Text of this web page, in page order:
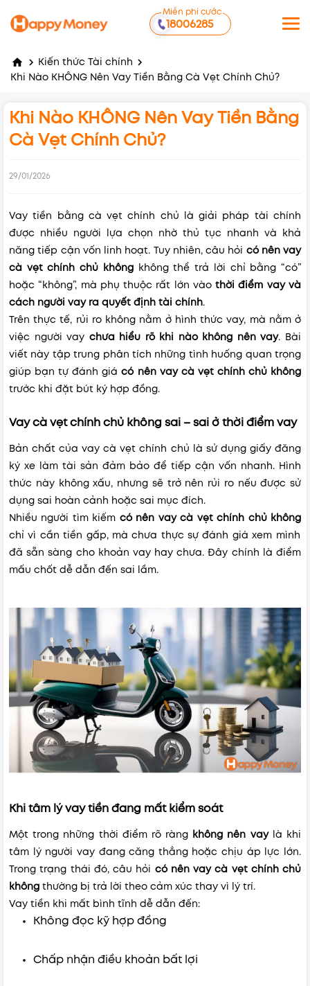
Miễn phí cước
18006285
Kiến thức Tài chính
Khi Nào KHÔNG Nên Vay Tiền Bằng Cà Vẹt Chính Chủ?
Khi Nào KHÔNG Nên Vay Tiền Bằng
Cà Vẹt Chính Chủ?
29/01/2026
Vay tiền bằng cà vẹt chính chủ là giải pháp tài chính
được nhiều người lựa chọn nhờ thủ tục nhanh và khả
năng tiếp cận vốn linh hoạt. Tuy nhiên, câu hỏi có nên vay
cà vẹt chính chủ khôngkhông thể trả lời chỉ bằng “có”
hoặc “không”, mà phụ thuộc rất lớn vàothời điểm vay và
cách người vay ra quyết định tài chính.
Trên thực tế, rủi ro không nằm ở hình thức vay, mà nằm ở
việc người vay chưa hiểu rõ khi nào không nên vay. Bài
viết này tập trung phân tích những tình huống quan trọng
giúp bạn tự đánh giácó nên vay cà vẹt chính chủ không
trước khi đặt bút ký hợp đồng.
Vay cà vẹt chính chủ không sai – sai ở thời điểm vay
Bản chất của vay cà vẹt chính chủ là sử dụng giấy đăng
ký xe làm tài sản đảm bảo để tiếp cận vốn nhanh. Hình
thức này không xấu, nhưng sẽ trở nên rủi ro nếu được sử
dụng sai hoàn cảnh hoặc sai mục đích.
Nhiều người tìm kiếm có nên vay cà vẹt chính chủ không
chỉ vì cần tiền gấp, mà chưa thực sự đánh giá xem mình
đã sẵn sàng cho khoản vay hay chưa. Đây chính là điểm
mấu chốt dễ dẫn đến sai lầm.
Khi tâm lý vay tiền đang mất kiểm soát
Một trong những thời điểm rõ ràng không nên vaylà khi
tâm lý người vay đang căng thẳng hoặc chịu áp lực lớn.
Trong trạng thái đó, câu hỏi có nên vay cà vẹt chính chủ
không thường bị trả lời theo cảm xúc thay vì lý trí.
Vay tiền khi mất bình tĩnh dễ dẫn đến:
Không đọc kỹ hợp đồng
Chấp nhận điều khoản bất lợi